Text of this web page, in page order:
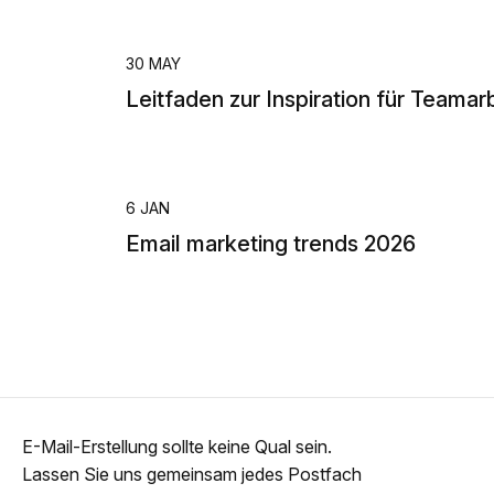
30 MAY
Leitfaden zur Inspiration für
6 JAN
Email marketing trends 2026
E-Mail-Erstellung sollte keine Qual sein.
Lassen Sie uns gemeinsam jedes Postfach